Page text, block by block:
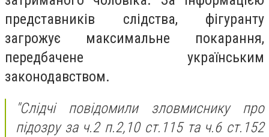
представників слідства, фігуранту
загрожує максимальне покарання,
передбачене українським
законодавством.
"Слідчі повідомили зловмиснику про
підозру за ч.2 п.2,10 ст.115 та ч.6 ст.152